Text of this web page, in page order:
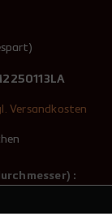
Versandkosten
: